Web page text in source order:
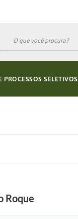
PROCESSOS SELETIVOS
Roque